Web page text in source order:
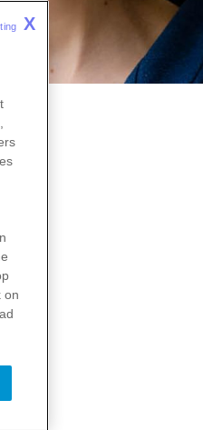
on
X